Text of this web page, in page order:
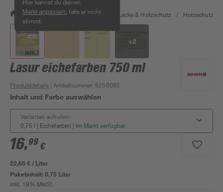
Hier kannst du deinen
Markt anpassen , falls er nicht
stimmt.
/ Bauen & Renovieren / Farben, Lacke & Holzschutz / Holzschutz &
+2
Lasur eichefarben 750 ml
Produktdetails | Artikelnummer: 8250085
Inhalt und Farbe auswählen
Varianten aufrufen:
0,75 l | Eichefarben | Im Markt verfügbar
16,99 €
22,65 € / Liter
Paketinhalt:0,75 Liter
inkl. 19% MwSt.